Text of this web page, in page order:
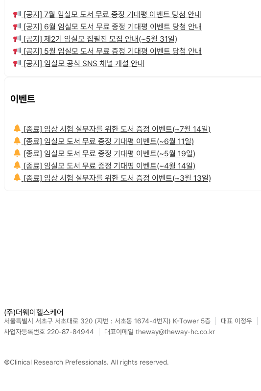
[공지] 7월 임실모 도서 무료 증정 기대평 이벤트 당첨 안내
[공지] 6월 임실모 도서 무료 증정 기대평 이벤트 당첨 안내
[공지] 제2기 임실모 집필진 모집 안내(~5월 31일)
[공지] 5월 임실모 도서 무료 증정 기대평 이벤트 당첨 안내
[공지] 임실모 공식 SNS 채널 개설 안내
이벤트
[종료] 임상 시험 실무자를 위한 도서 증정 이벤트(~7월 14일)
[종료] 임실모 도서 무료 증정 기대평 이벤트(~6월 11일)
[종료] 임실모 도서 무료 증정 기대평 이벤트(~5월 19일)
[종료] 임실모 도서 무료 증정 기대평 이벤트(~4월 14일)
[종료] 임상 시험 실무자를 위한 도서 증정 이벤트(~3월 13일)
(주)더웨이헬스케어
서울특별시 서초구 서초대로 320 (지번 : 서초동 1674-4번지) K-Tower 5층 대표 이정우
사업자등록번호 220-87-84944
대표이메일 theway@theway-hc.co.kr
©Clinical Research Prefessionals. All rights reserved.